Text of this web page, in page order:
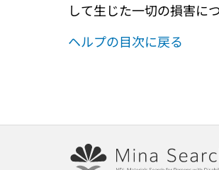
して生じた一切の損害に
ヘルプの目次に戻る